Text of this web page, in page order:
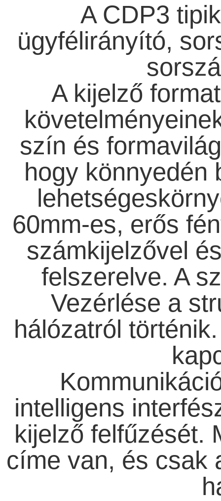
A CDP3
ügyfélirányító,
A kijelző
szín és
hogy könnyedén
60mm-es, erős
számkijelzővel
felszerelve. A
Vezérlése a
hálózatról
intelligens
kijelző felfűzését.
címe van, és csak